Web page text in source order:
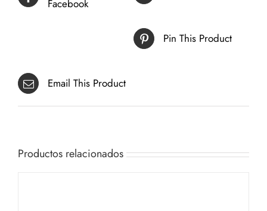
Facebook
Pin This Product
Email This Product
Productos relacionados